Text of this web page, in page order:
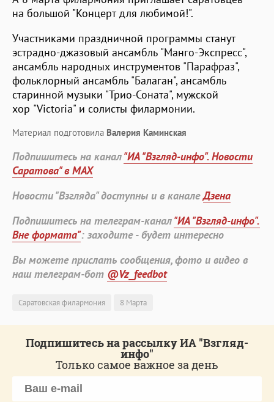
на большой "Концерт для любимой!".
Участниками праздничной программы станут
эстрадно-джазовый ансамбль "Манго-Экспресс",
ансамбль народных инструментов "Парафраз",
фольклорный ансамбль "Балаган", ансамбль
старинной музыки "Трио-Соната", мужской
хор "Victoria" и солисты филармонии.
Материал подготовила Валерия Каминская
Подпишитесь на канал"ИА "Взгляд-инфо". Новости
Саратова" в MAX
Новости "Взгляда" доступны и в каналеДзена
Подпишитесь на телеграм-канал"ИА "Взгляд-инфо".
Вне формата": заходите - будет интересно
Вы можете прислать сообщения, фото и видео в
наш телеграм-бот @Vz_feedbot
Саратовская филармония 8 Марта
Подпишитесь на рассылку ИА "Взгляд-
инфо"
Только самое важное за день